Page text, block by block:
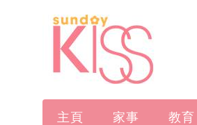
主頁 家事 教育